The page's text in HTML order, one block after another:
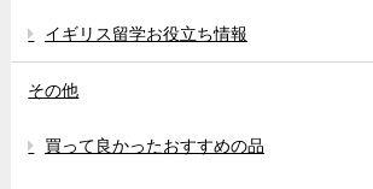
イギリス留学お役立ち情報
その他
買って良かったおすすめの品